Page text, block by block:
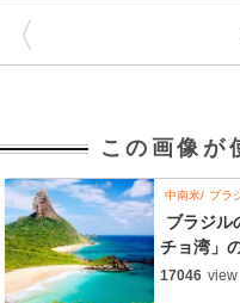
〈
この画像が
中南米 ブラ
ブラジル
チョ湾」
17046 view